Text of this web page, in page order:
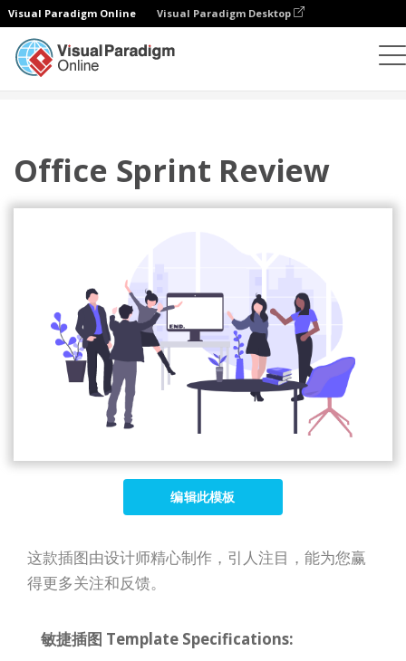
Visual Paradigm Online Visual Paradigm Desktop
Office Sprint Review
编辑此模板
这款插图由设计师精心制作，引人注目，能为您赢
得更多关注和反馈。
敏捷插图 Template Specifications: